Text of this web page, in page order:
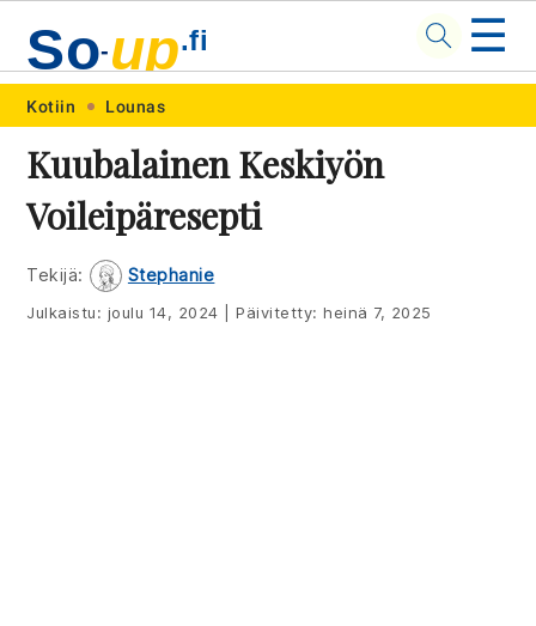
Skip
primary
navigation
Skip
main
content
Skip
primary
sidebar
Skip
footer
So-up.fi ☰
Kotiin Lounas
Kuubalainen Keskiyön
Voileipäresepti
Tekijä: Stephanie
Julkaistu: joulu 14, 2024 Päivitetty:heinä 7, 2025